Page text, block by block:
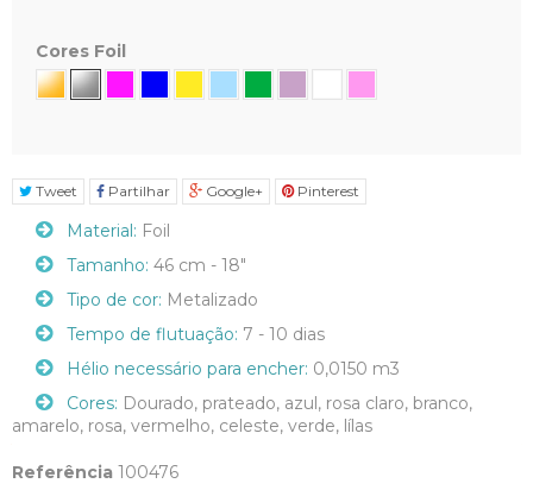
Cores Foil
Tweet Partilhar Google+ Pinterest
Material: Foil
Tamanho: 46 cm - 18"
Tipo de cor: Metalizado
Tempo de flutuação: 7 - 10 dias
Hélio necessário para encher: 0,0150 m3
Cores: Dourado, prateado, azul, rosa claro, branco,
amarelo, rosa, vermelho, celeste, verde, lílas
Referência 100476